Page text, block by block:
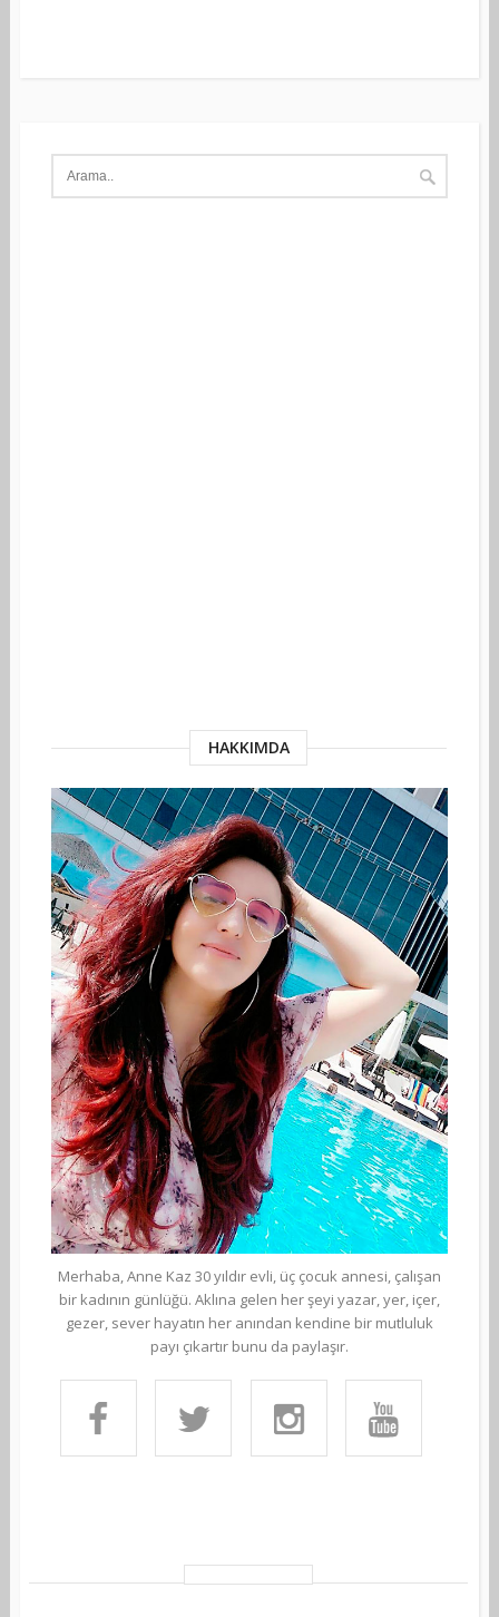
HAKKIMDA
Merhaba, Anne Kaz 30 yıldır evli, üç çocuk annesi, çalışan
bir kadının günlüğü. Aklına gelen her şeyi yazar, yer, içer,
gezer, sever hayatın her anından kendine bir mutluluk
payı çıkartır bunu da paylaşır.